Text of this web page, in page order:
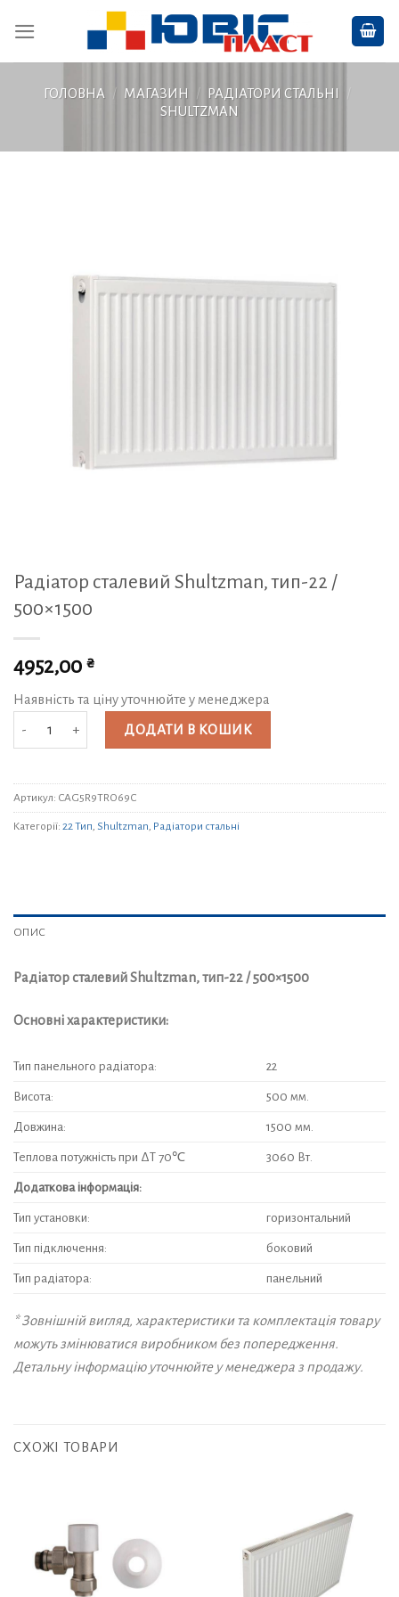
ГОЛОВНА / МАГАЗИН / РАДІАТОРИ СТАЛЬНІ
SHULTZMAN
Радіатор сталевий Shultzman, тип-22 /
500×1500
4952,00 ₴
Наявність та ціну уточнюйте у менеджера
Радіатор сталевий Shultzman, тип-22 / 500x1500 кількість
ДОДАТИ В КОШИК
Артикул: CAG5R9TRO69C
Категорії: 22 Тип, Shultzman, Радіатори стальні
ОПИС
Радіатор сталевий Shultzman, тип-22 / 500×1500
Основні характеристики:
Тип панельного радіатора: 22
Висота: 500 мм.
Довжина: 1500 мм.
Теплова потужність при ΔT 70℃ 3060 Вт.
Додаткова інформація:
Тип установки: горизонтальний
Тип підключення: боковий
Тип радіатора: панельний
* Зовнішній вигляд, характеристики та комплектація товару
можуть змінюватися виробником без попередження.
Детальну інформацію уточнюйте у менеджера з продажу.
СХОЖІ ТОВАРИ